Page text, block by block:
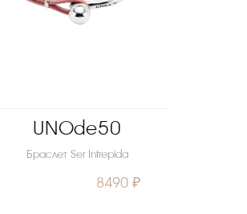
UNOde50
Браслет Ser Intrepida
8490 ₽